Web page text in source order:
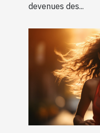
devenues des...